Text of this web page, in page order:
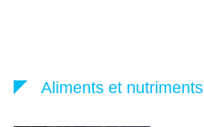
Aliments et nutriments